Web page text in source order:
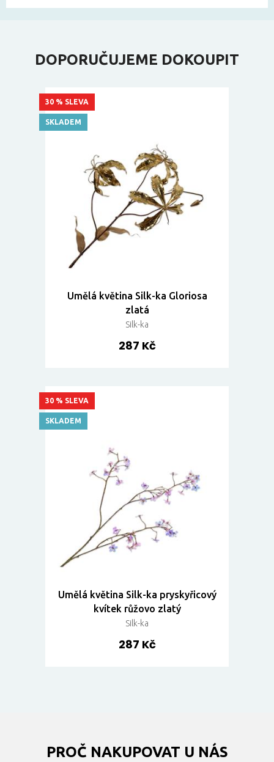
DOPORUČUJEME DOKOUPIT
Umělá květina Silk-ka Gloriosa
zlatá
Silk-ka
287 Kč
30 % SLEVA
SKLADEM
Umělá květina Silk-ka pryskyřicový
kvítek růžovo zlatý
Silk-ka
287 Kč
30 % SLEVA
SKLADEM
PROČ NAKUPOVAT U NÁS